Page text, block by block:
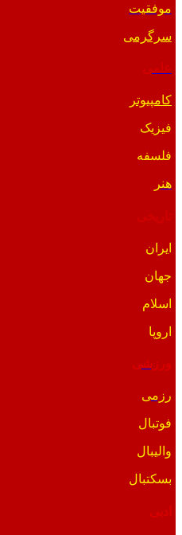
موفقیت
سرگرمی
کامپیوتر
فیزیک
فلسفه
هنر
ایران
جهان
اسلام
اروپا
ورزشی
رزمی
فوتبال
والیبال
بسکتبال
ادبی